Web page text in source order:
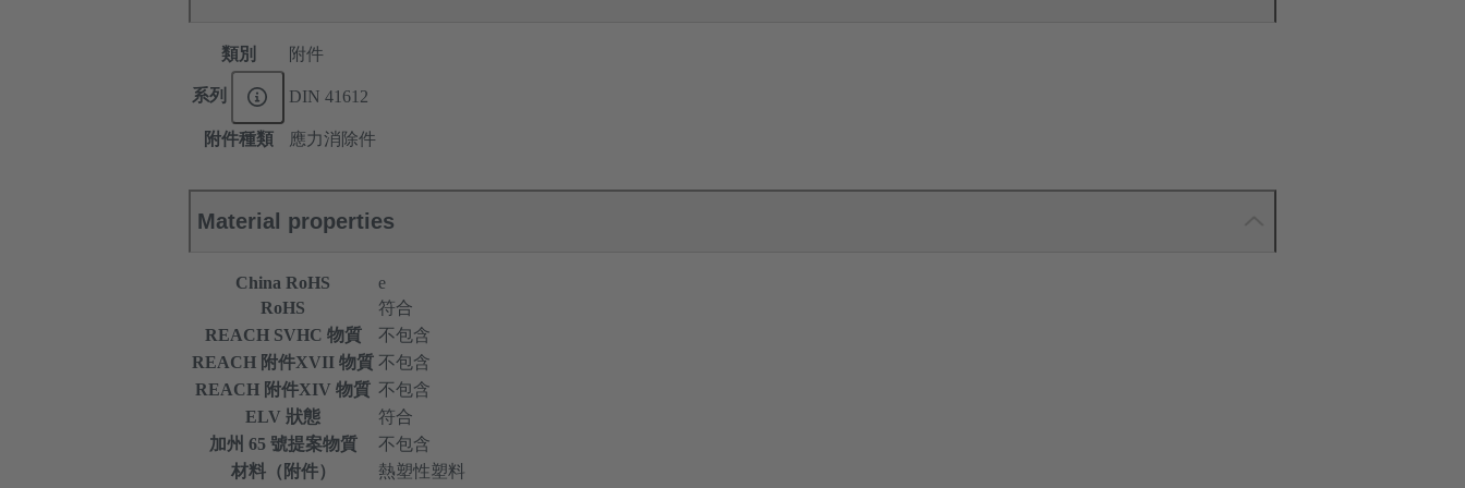
類別 附件
系列 DIN 41612
附件種類 應力消除件
Material properties
China RoHS
e
RoHS
符合
REACH SVHC 物質
不包含
REACH 附件XVII 物質 不包含
REACH 附件XIV 物質 不包含
ELV 狀態
符合
加州 65 號提案物質
不包含
材料（附件）
熱塑性塑料